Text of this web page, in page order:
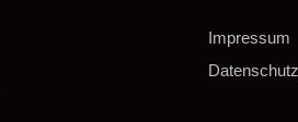
Impressum
Datenschutz